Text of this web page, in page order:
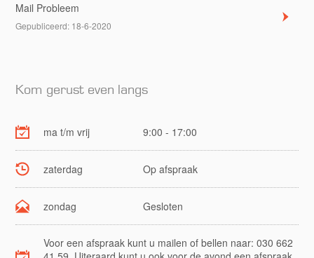
Mail Probleem
Gepubliceerd: 18-6-2020
Kom gerust even langs
ma t/m vrij 9:00 - 17:00
zaterdag Op afspraak
zondag Gesloten
Voor een afspraak kunt u mailen of bellen naar: 030 662